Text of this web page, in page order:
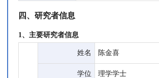
四、研究者信息
1、主要研究者信息
姓名 陈金喜
学位 理学学士